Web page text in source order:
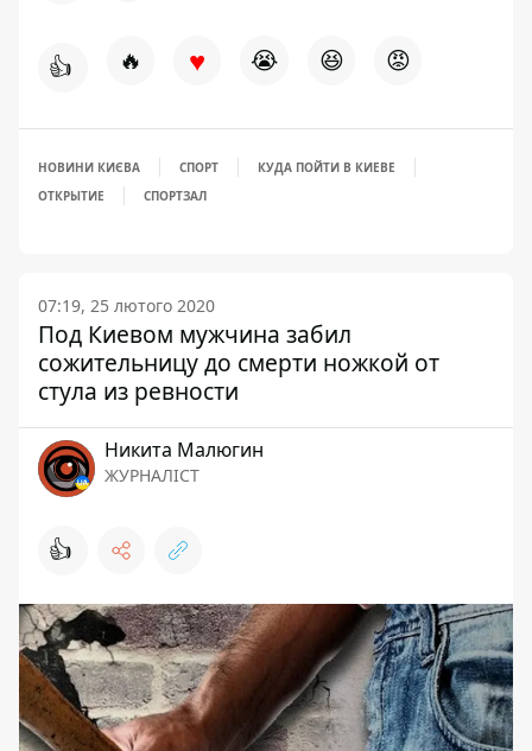
👍 🔥 ♥ 😭 😆 😡
НОВИНИ КИЄВА СПОРТ
КУДА ПОЙТИ В КИЕВЕ
ОТКРЫТИЕ
СПОРТЗАЛ
07:19, 25 лютого 2020
Под Киевом мужчина забил
сожительницу до смерти ножкой от
стула из ревности
Никита Малюгин
ЖУРНАЛІСТ
👍